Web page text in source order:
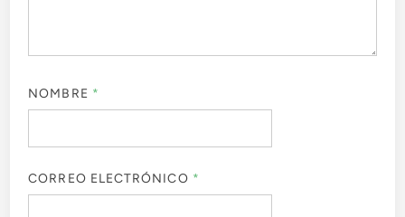
NOMBRE *
CORREO ELECTRÓNICO *